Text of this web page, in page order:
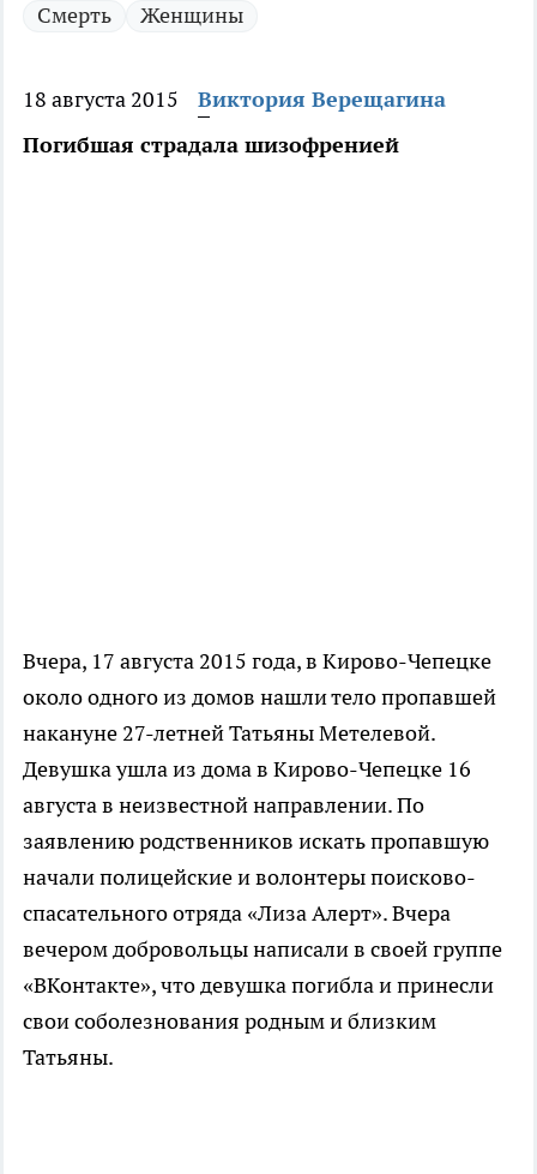
Смерть Женщины
18 августа 2015
Виктория Верещагина
Погибшая страдала шизофренией
Вчера, 17 августа 2015 года, в Кирово-Чепецке
около одного из домов нашли тело пропавшей
накануне 27-летней Татьяны Метелевой.
Девушка ушла из дома в Кирово-Чепецке 16
августа в неизвестной направлении. По
заявлению родственников искать пропавшую
начали полицейские и волонтеры поисково-
спасательного отряда «Лиза Алерт». Вчера
вечером добровольцы написали в своей группе
«ВКонтакте», что девушка погибла и принесли
свои соболезнования родным и близким
Татьяны.